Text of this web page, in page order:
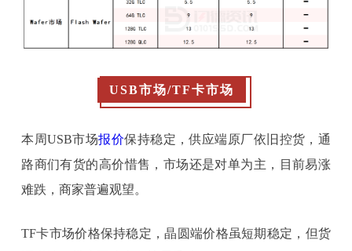
USB市场/TF卡市场
本周USB市场报价保持稳定，供应端原厂依旧控货，通
路商们有货的高价惜售，市场还是对单为主，目前易涨
难跌，商家普遍观望。
TF卡市场价格保持稳定，晶圆端价格虽短期稳定，但货